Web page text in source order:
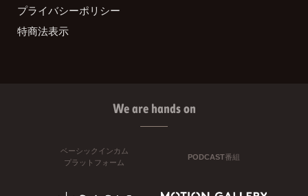
プライバシーポリシー
特商法表示
We are hands on
ベーシックインカム
プラットフォーム
PODCAST番組